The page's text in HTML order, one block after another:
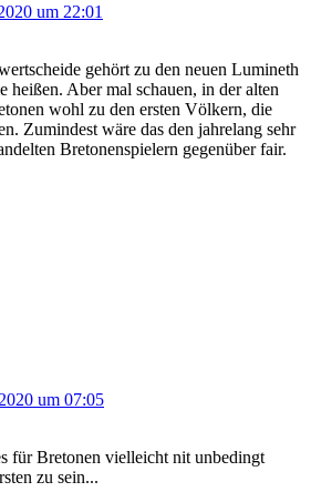
um 22:01
gehört zu den neuen Lumineth
heißen. Aber mal schauen, in der alten
wohl zu den ersten Völkern, die
Zumindest wäre das den jahrelang sehr
Bretonenspielern gegenüber fair.
um 07:05
für Bretonen vielleicht nit unbedingt
zu sein...